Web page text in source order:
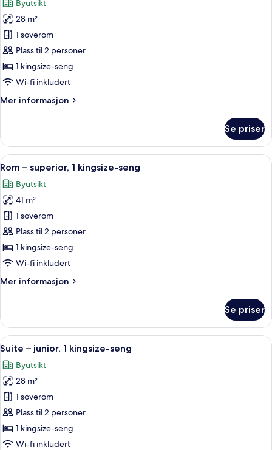
seng
bildene
av
Rom
–
comfort,
1
seng
Byutsikt
28 m²
1 soverom
Plass til 2 personer
1 kingsize-seng
Wi-fi inkludert
Mer informasjon
Mer
–
comfort,
1
seng
Se priser
Åpne
alle
bildene
av
Rom
–
superior,
1
seng
Rom – superior, 1 kingsize-seng |
9
Rom – superior, 1 kingsize-seng
Byutsikt
41 m²
1 soverom
Plass til 2 personer
1 kingsize-seng
Wi-fi inkludert
Mer informasjon
Mer
–
superior,
1
kingsize-
seng
Se priser
Åpne
alle
bildene
av
Suite
–
junior,
1
Suite – junior, 1 kingsize-seng |
12
Suite – junior, 1 kingsize-seng
Byutsikt
28 m²
1 soverom
Plass til 2 personer
1 kingsize-seng
Wi-fi inkludert